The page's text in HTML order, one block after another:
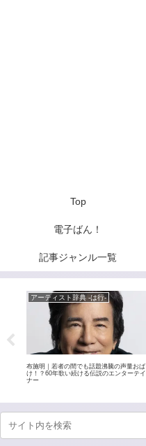
Top
電子ばん！
記事ジャンル一覧
アーティスト辞典 -は行-
布施明｜若者の間でも話題沸騰の声量おば
け！？60年歌い続ける伝説のエンターテイ
ナー